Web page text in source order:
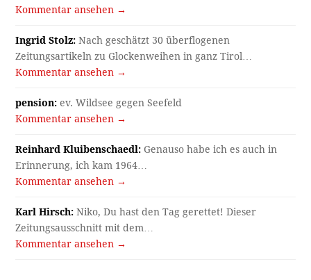
Kommentar ansehen →
Ingrid Stolz: Nach geschätzt 30 überflogenen
Zeitungsartikeln zu Glockenweihen in ganz Tirol…
Kommentar ansehen →
pension: ev. Wildsee gegen Seefeld
Kommentar ansehen →
Reinhard Kluibenschaedl: Genauso habe ich es auch in
Erinnerung, ich kam 1964…
Kommentar ansehen →
Karl Hirsch: Niko, Du hast den Tag gerettet! Dieser
Zeitungsausschnitt mit dem…
Kommentar ansehen →